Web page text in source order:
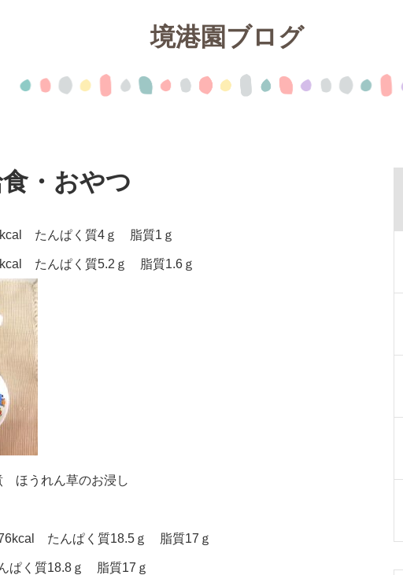
境港園ブログ
・おやつ
たんぱく質4ｇ 脂質1ｇ
たんぱく質5.2ｇ 脂質1.6ｇ
うれん草のお浸し
たんぱく質18.5ｇ 脂質17ｇ
ぱく質18.8ｇ 脂質17ｇ